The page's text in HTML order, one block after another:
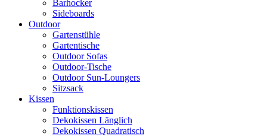
Barhocker
Sideboards
Outdoor
Gartenstühle
Gartentische
Outdoor Sofas
Outdoor-Tische
Outdoor Sun-Loungers
Sitzsack
Kissen
Funktionskissen
Dekokissen Länglich
Dekokissen Quadratisch